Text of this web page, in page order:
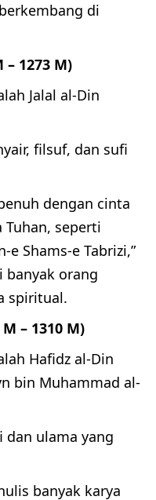
di
– 1273 M)
Jalal al-Din
filsuf, dan sufi
dengan cinta
Tuhan, seperti
e Shams-e Tabrizi,”
banyak orang
spiritual.
– 1310 M)
Hafidz al-Din
bin Muhammad al-
dan ulama yang
banyak karya